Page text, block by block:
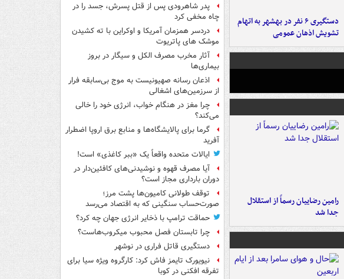
دستگیری ۶ نفر در بهشهر به اتهام
تشویش اذهان عمومی
رامین رضاییان رسماً از استقلال
جدا شد
پدر شاهرودی پس از قتل پسرش، جسد را در
چاه مخفی کرد
دردسر همزمان آمریکا و اوکراین با ته کشیدن
موشک های پاتریوت
آثار مخرب مصرف الکل و سیگار در بروز
بیماری‌ها
اذعان رسانه صهیونیست به موج بی‌سابقه فرار
از سرزمین‌های اشغالی
چرا مغز در هنگام خواب، انرژی خود را خالی
می‌کند؟
گرما برای پالایشگاه‌ها و منابع برق اروپا اضطرار
آفرید
ایالات متحده واقعاً یک «ببر کاغذی» است!
آیا مصرف قهوه و نوشیدنی‌های کافئین‌دار در
دوران بارداری مجاز است؟
توقف طولانی کامیون‌ها پشت مرز؛
صورت‌حساب سنگینی که به اقتصاد می‌رسد
حماقت ترامپ با ذخایر انرژی جهان چه کرد؟
چرا تابستان فصل محبوب میکروب‌هاست؟
دستگیری قاتل فراری در نوشهر
نیویورک تایمز فاش کرد: کارگروه ویژه سیا برای
تفرقه افکنی در کوبا